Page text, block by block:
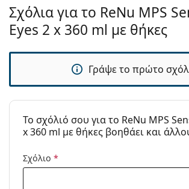
Για σκληρούς
φακούς:
Όχι
Για μαλακούς
Ναι
Μεταφοράς:
Όχι
Ημ. Λήξης:
Τουλάχιστον 19
μετά το
3 μήνες
Αξεσουάρ
Σχόλια για το ReNu MPS
Eyes 2 x 360 ml με θήκες
Γράψε το πρώτο
To σχόλιό σου για το ReNu MPS
x 360 ml με θήκες βοηθάει και
Σχόλιο *